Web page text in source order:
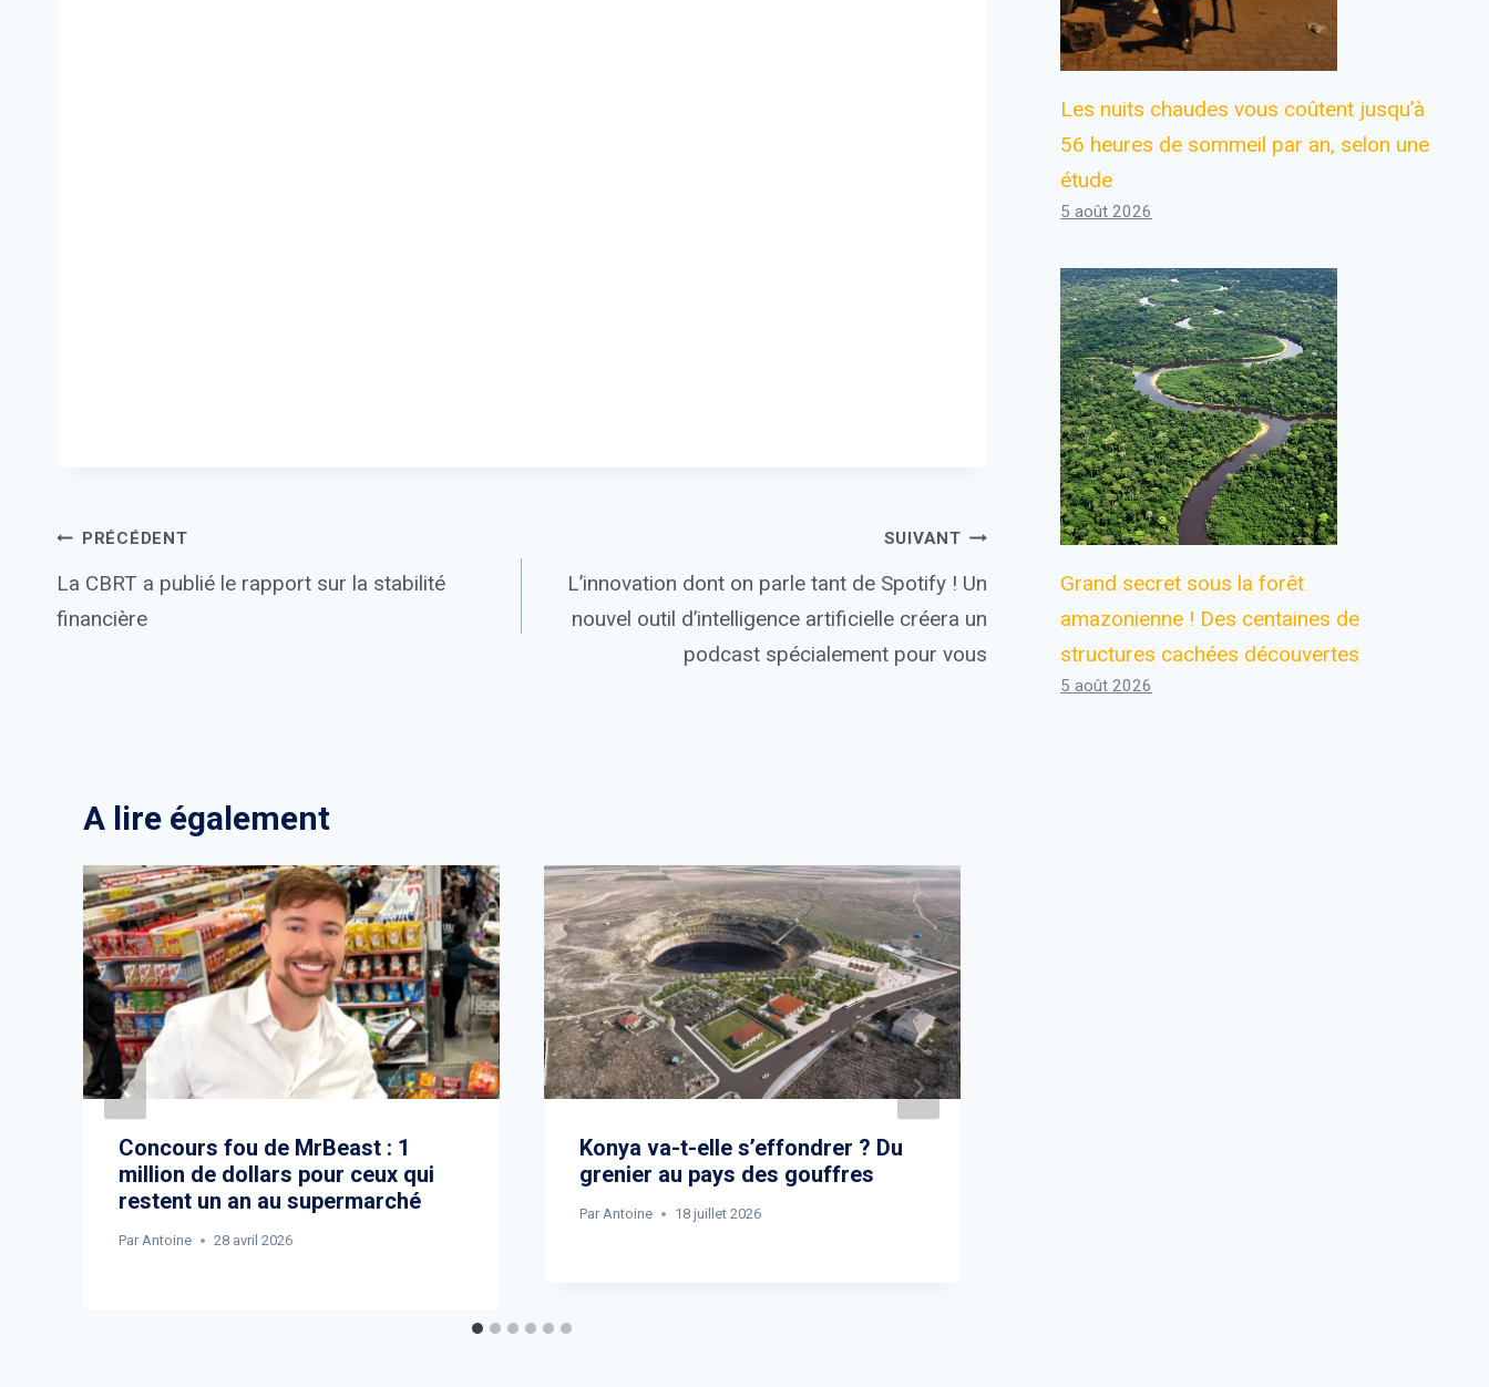
Navigation
de
PRÉCÉDENT
La CBRT a publié le rapport sur la stabilité
financière
SUIVANT
L’innovation dont on parle tant de Spotify ! Un
nouvel outil d’intelligence artificielle créera un
podcast spécialement pour vous
A lire également
Concours fou de MrBeast : 1
million de dollars pour ceux qui
restent un an au supermarché
Par Antoine 28 avril 2026
Konya va-t-elle s’effondrer ? Du
grenier au pays des gouffres
Par Antoine 18 juillet 2026
Les nuits chaudes vous coûtent jusqu’à
56 heures de sommeil par an, selon une
étude
5 août 2026
Grand secret sous la forêt
amazonienne ! Des centaines de
structures cachées découvertes
5 août 2026